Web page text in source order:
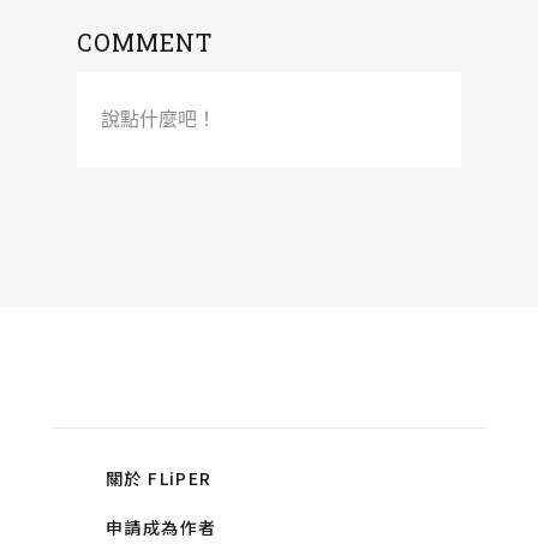
COMMENT
說點什麼吧！
關於 FLiPER
申請成為作者